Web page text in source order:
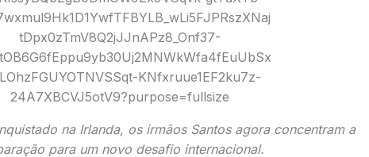
na Irlanda, os irmãos Santos agora concentram a
para um novo desafio internacional.